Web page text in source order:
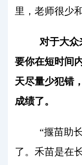
里，老师很少
对于大
要你在短时间
天尽量少犯错
成绩了。
“揠苗助
了。禾苗是在